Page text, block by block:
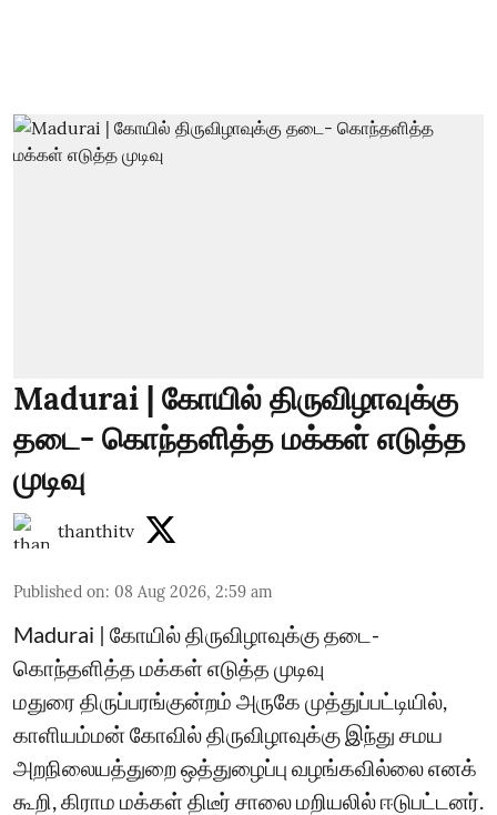
Madurai | கோயில் திருவிழாவுக்கு
தடை- கொந்தளித்த மக்கள் எடுத்த
முடிவு
thanthitv
Published on: 08 Aug 2026, 2:59 am
Madurai | கோயில் திருவிழாவுக்கு தடை-
கொந்தளித்த மக்கள் எடுத்த முடிவு
மதுரை திருப்பரங்குன்றம் அருகே முத்துப்பட்டியில்,
காளியம்மன் கோவில் திருவிழாவுக்கு இந்து சமய
அறநிலையத்துறை ஒத்துழைப்பு வழங்கவில்லை எனக்
கூறி, கிராம மக்கள் திடீர் சாலை மறியலில் ஈடுபட்டனர்.